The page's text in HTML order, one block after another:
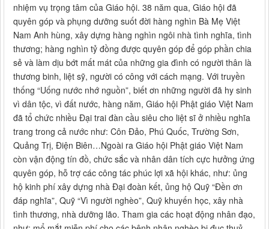
nhiệm vụ trọng tâm của Giáo hội. 38 năm qua, Giáo hội đã
quyên góp và phụng dưỡng suốt đời hàng nghìn Bà Mẹ Việt
Nam Anh hùng, xây dựng hàng nghìn ngôi nhà tình nghĩa, tình
thương; hàng nghìn tỷ đồng được quyên góp để góp phần chia
sẻ và làm dịu bớt mất mát của những gia đình có người thân là
thương binh, liệt sỹ, người có công với cách mạng. Với truyền
thống “Uống nước nhớ nguồn”, biết ơn những người đã hy sinh
vì dân tộc, vì đất nước, hàng năm, Giáo hội Phật giáo Việt Nam
đã tổ chức nhiều Đại trai đàn cầu siêu cho liệt sĩ ở nhiều nghĩa
trang trong cả nước như: Côn Đảo, Phú Quốc, Trường Sơn,
Quảng Trị, Điện Biên…Ngoài ra Giáo hội Phật giáo Việt Nam
còn vận động tín đồ, chức sắc và nhân dân tích cực hưởng ứng
quyên góp, hỗ trợ các công tác phúc lợi xã hội khác, như: ủng
hộ kinh phí xây dựng nhà Đại đoàn kết, ủng hộ Quỹ “Đền ơn
đáp nghĩa”, Quỹ “Vì người nghèo”, Quỹ khuyến học, xây nhà
tình thương, nhà dưỡng lão. Tham gia các hoạt động nhân đạo,